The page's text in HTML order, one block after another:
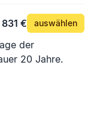
831 € auswählen
der
20 Jahre.